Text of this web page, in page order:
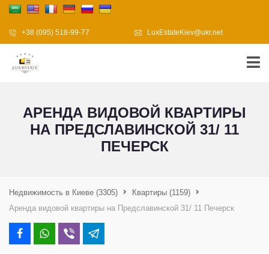
+38 (095) 518-99-77 LuxEstateKiev@ukr.net
АРЕНДА ВИДОВОЙ КВАРТИРЫ
НА ПРЕДСЛАВИНСКОЙ 31/ 11
ПЕЧЕРСК
Недвижимость в Киеве (3305) Квартиры (1159)
Аренда видовой квартиры на Предславинской 31/ 11 Печерск